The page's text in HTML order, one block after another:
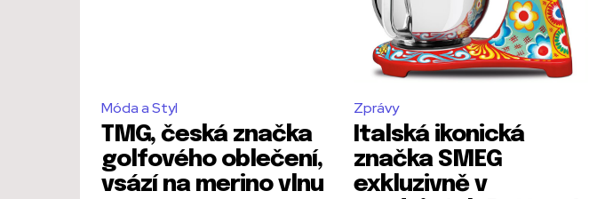
Móda a Styl
TMG, česká značka
golfového oblečení,
vsází na merino vlnu
Zprávy
Italská ikonická
značka SMEG
exkluzivně v